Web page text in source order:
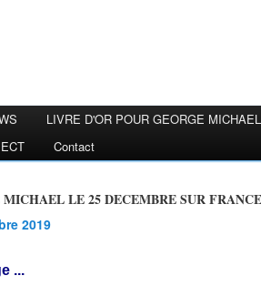
LIVRE D'OR POUR GEORGE MICHAEL
Contact
MICHAEL LE 25 DECEMBRE SUR
2019
...